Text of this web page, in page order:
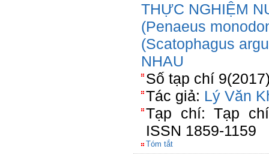
THỰC NGHIỆM
(Penaeus
(Scatophagus
NHAU
Số tạp chí
Tác giả: Lý Văn
Tạp chí: Tạp
ISSN 1859-1159
Tóm tắt